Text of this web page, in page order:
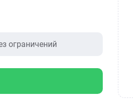
ограничений